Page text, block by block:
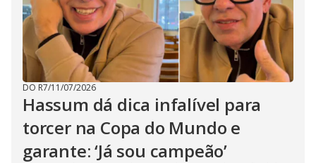
DO R7/11/07/2026
Hassum dá dica infalível para
torcer na Copa do Mundo e
garante: ‘Já sou campeão’